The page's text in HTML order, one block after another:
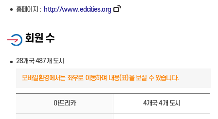
홈페이지 : http://www.edcities.org
회원 수
28개국 487개 도시
아프리카 4개국 4개 도시